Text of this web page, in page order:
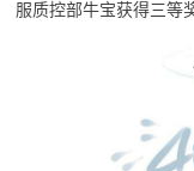
服质控部牛宝获得三等